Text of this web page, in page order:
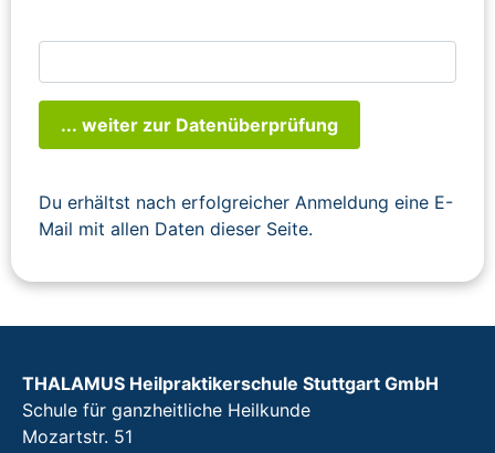
... weiter zur Datenüberprüfung
Du erhältst nach erfolgreicher Anmeldung eine E-
Mail mit allen Daten dieser Seite.
THALAMUS Heilpraktikerschule Stuttgart GmbH
Schule für ganzheitliche Heilkunde
Mozartstr. 51